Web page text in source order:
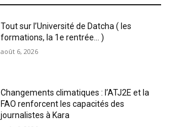
Tout sur l’Université de Datcha ( les
formations, la 1e rentrée… )
août 6, 2026
Changements climatiques : l’ATJ2E et la
FAO renforcent les capacités des
journalistes à Kara